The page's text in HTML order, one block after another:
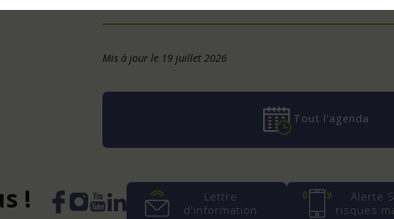
Mis à jour le 19 juillet 2026
Tout l'agenda
!
Lettre
d'information
Alerte
risques